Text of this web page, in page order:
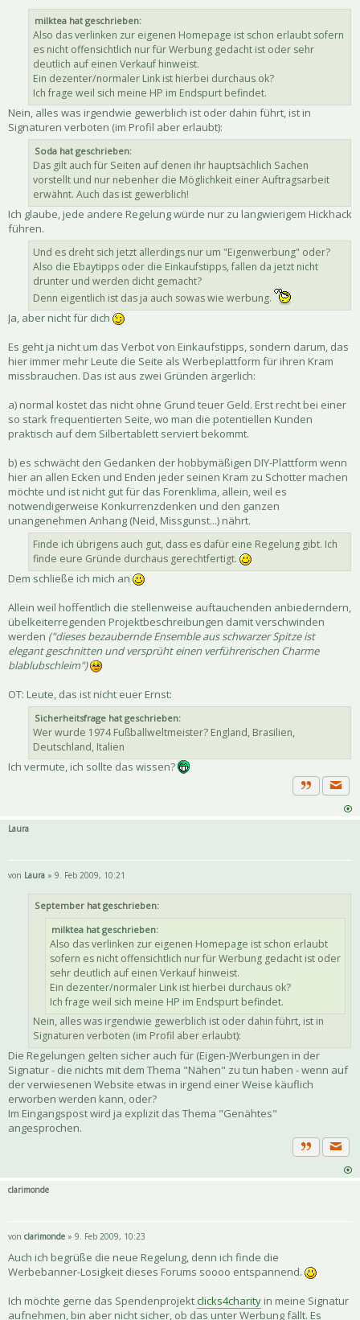
milktea hat geschrieben:
Also das verlinken zur eigenen Homepage ist schon erlaubt sofern
es nicht offensichtlich nur für Werbung gedacht ist oder sehr
deutlich auf einen Verkauf hinweist.
Ein dezenter/normaler Link ist hierbei durchaus ok?
Ich frage weil sich meine HP im Endspurt befindet.
Nein, alles was irgendwie gewerblich ist oder dahin führt, ist in
Signaturen verboten (im Profil aber erlaubt):
Soda hat geschrieben:
Das gilt auch für Seiten auf denen ihr hauptsächlich Sachen
vorstellt und nur nebenher die Möglichkeit einer Auftragsarbeit
erwähnt. Auch das ist gewerblich!
Ich glaube, jede andere Regelung würde nur zu langwierigem Hickhack
führen.
Und es dreht sich jetzt allerdings nur um "Eigenwerbung" oder?
Also die Ebaytipps oder die Einkaufstipps, fallen da jetzt nicht
drunter und werden dicht gemacht?
Denn eigentlich ist das ja auch sowas wie werbung.
Ja, aber nicht für dich
Es geht ja nicht um das Verbot von Einkaufstipps, sondern darum, das
hier immer mehr Leute die Seite als Werbeplattform für ihren Kram
missbrauchen. Das ist aus zwei Gründen ärgerlich:
a) normal kostet das nicht ohne Grund teuer Geld. Erst recht bei einer
so stark frequentierten Seite, wo man die potentiellen Kunden
praktisch auf dem Silbertablett serviert bekommt.
b) es schwächt den Gedanken der hobbymäßigen DIY-Plattform wenn
hier an allen Ecken und Enden jeder seinen Kram zu Schotter machen
möchte und ist nicht gut für das Forenklima, allein, weil es
notwendigerweise Konkurrenzdenken und den ganzen
unangenehmen Anhang (Neid, Missgunst...) nährt.
Finde ich übrigens auch gut, dass es dafür eine Regelung gibt. Ich
finde eure Gründe durchaus gerechtfertigt.
Dem schließe ich mich an
Allein weil hoffentlich die stellenweise auftauchenden anbiederndern,
übelkeiterregenden Projektbeschreibungen damit verschwinden
werden ("dieses bezaubernde Ensemble aus schwarzer Spitze ist
elegant geschnitten und versprüht einen verführerischen Charme
blablubschleim")
OT: Leute, das ist nicht euer Ernst:
Sicherheitsfrage hat geschrieben:
Wer wurde 1974 Fußballweltmeister? England, Brasilien,
Deutschland, Italien
Ich vermute, ich sollte das wissen?
Zitat
Laura
von Laura » 9. Feb 2009, 10:21
September hat geschrieben:
milktea hat geschrieben:
Also das verlinken zur eigenen Homepage ist schon erlaubt
sofern es nicht offensichtlich nur für Werbung gedacht ist oder
sehr deutlich auf einen Verkauf hinweist.
Ein dezenter/normaler Link ist hierbei durchaus ok?
Ich frage weil sich meine HP im Endspurt befindet.
Nein, alles was irgendwie gewerblich ist oder dahin führt, ist in
Signaturen verboten (im Profil aber erlaubt):
Die Regelungen gelten sicher auch für (Eigen-)Werbungen in der
Signatur - die nichts mit dem Thema "Nähen" zu tun haben - wenn auf
der verwiesenen Website etwas in irgend einer Weise käuflich
erworben werden kann, oder?
Im Eingangspost wird ja explizit das Thema "Genähtes"
angesprochen.
Zitat
clarimonde
von clarimonde » 9. Feb 2009, 10:23
Auch ich begrüße die neue Regelung, denn ich finde die
Werbebanner-Losigkeit dieses Forums soooo entspannend.
Ich möchte gerne das Spendenprojektclicks4charity in meine Signatur
aufnehmen, bin aber nicht sicher, ob das unter Werbung fällt. Es